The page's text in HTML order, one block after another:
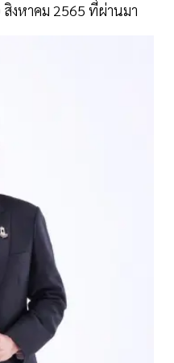
งหาคม 2565 ที่ผ่านมา